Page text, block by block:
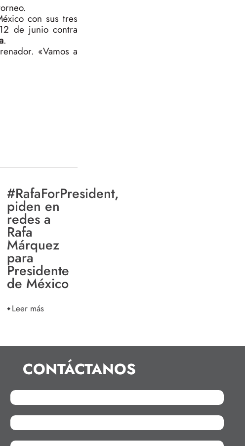
con sus tres
de junio contra
.
«Vamos a
#RafaForPresident,
piden en
redes a
Rafa
Márquez
para
Presidente
de México
Leer más
CONTÁCTANOS